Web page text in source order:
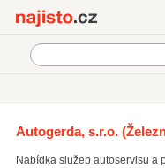
Autogerda, s.r.o.
Nabídka služeb autoservisu a